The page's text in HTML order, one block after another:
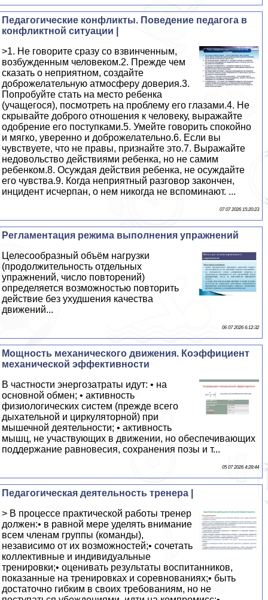
Педагогические конфликты. Поведение педагога в
конфликтной ситуации |
>1. Не говорите сразу со взвинченным,
возбужденным человеком.2. Прежде чем
сказать о неприятном, создайте
доброжелательную атмосферу доверия.3.
Попробуйте стать на место ребенка
(учащегося), посмотреть на проблему его глазами.4. Не
скрывайте доброго отношения к человеку, выражайте
одобрение его поступками.5. Умейте говорить спокойно
и мягко, уверенно и доброжелательно.6. Если вы
чувствуете, что не правы, признайте это.7. Выражайте
недовольство действиями ребенка, но не самим
ребенком.8. Осуждая действия ребенка, не осуждайте
его чувства.9. Когда неприятный разговор закончен,
инцидент исчерпан, о нем никогда не вспоминают. ...
07 07 2026 15:20:23
Регламентация режима выполнения упражнений
Целесообразный объём нагрузки
(продолжительность отдельных
упражнений, число повторений)
определяется возможностью повторить
действие без ухудшения качества
движений...
06 07 2026 6:12:32
Мощность механического движения. Коэффициент
механической эффективности
В частности энергозатраты идут: • на
основной обмен; • активность
физиологических систем (прежде всего
дыхательной и циркуляторной) при
мышечной деятельности; • активность
мышц, не участвующих в движении, но обеспечивающих
поддержание равновесия, сохранения позы и т...
05 07 2026 4:28:44
Педагогическая деятельность тренера |
> В процессе практической работы тренер
должен:• в равной мере уделять внимание
всем членам группы (команды),
независимо от их возможностей;• сочетать
коллективные и индивидуальные
тренировки;• оценивать результаты воспитанников,
показанные на тренировках и соревнованиях;• быть
достаточно гибким в своих требованиям, но не